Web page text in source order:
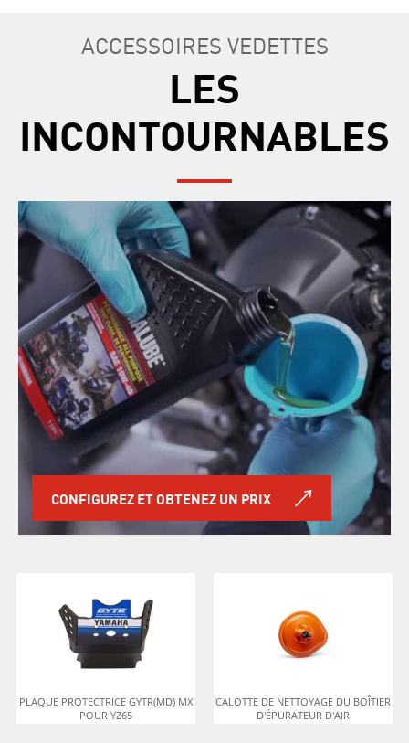
ACCESSOIRES VEDETTES
LES
INCONTOURNABLES
CONFIGUREZ ET OBTENEZ UN PRIX
PLAQUE PROTECTRICE GYTR(MD) MX
POUR YZ65
CALOTTE DE NETTOYAGE DU BOÎTIER
D'ÉPURATEUR D'AIR